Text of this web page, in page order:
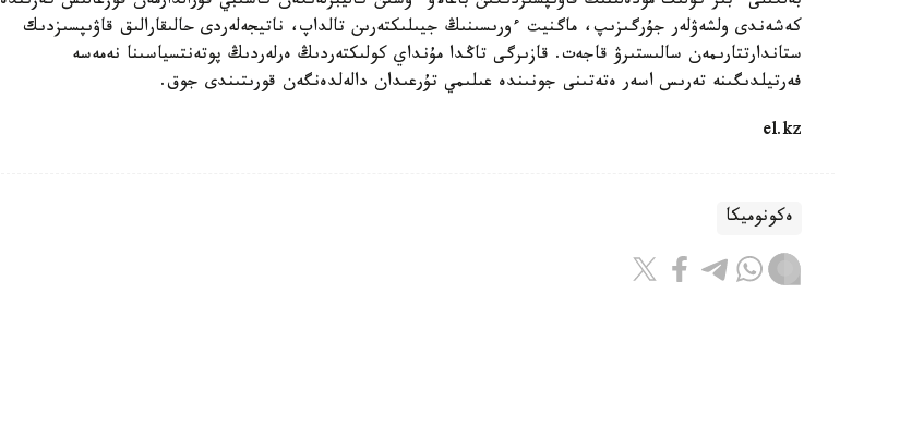
كەشەندى ولشەۋلەر جۇرگىزىپ، ماگنيت ءورىسىنىڭ جيىلىكتەرىن تالداپ، ناتيجەلەردى حالىقارالىق قاۋىپسىزدىك
ستاندارتتارىمەن سالىستىرۋ قاجەت. قازىرگى تاڭدا مۇنداي كولىكتەردىڭ ەرلەردىڭ پوتەنتسياسىنا نەمەسە
فەرتيلدىگىنە تەرىس اسەر ەتەتىنى جونىندە عىلىمي تۇرعىدان دالەلدەنگەن قورىتىندى جوق.
el.kz
ەكونوميكا